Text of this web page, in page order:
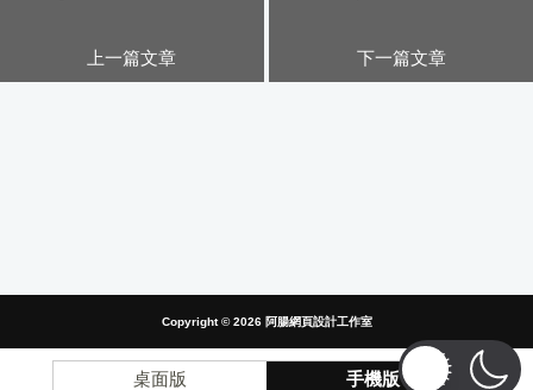
上一篇文章 下一篇文章
Copyright © 2026 阿腸網頁設計工作室
桌面版 手機版